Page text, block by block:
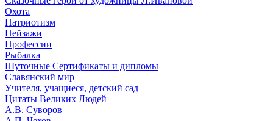
Охота
Патриотизм
Пейзажи
Профессии
Рыбалка
Шуточные Сертификаты и дипломы
Славянский мир
Учителя, учащиеся, детский сад
Цитаты Великих Людей
А.В. Суворов